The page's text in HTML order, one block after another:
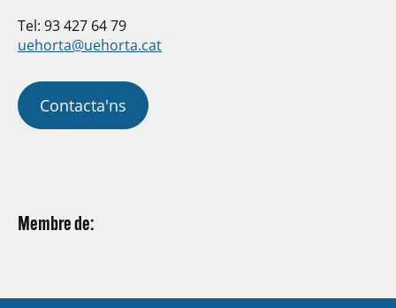
Tel: 93 427 64 79
uehorta@uehorta.cat
Contacta'ns
Membre de: